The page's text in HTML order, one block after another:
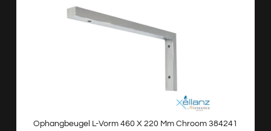
Ophangbeugel L-Vorm 460 X 220 Mm Chroom 384241